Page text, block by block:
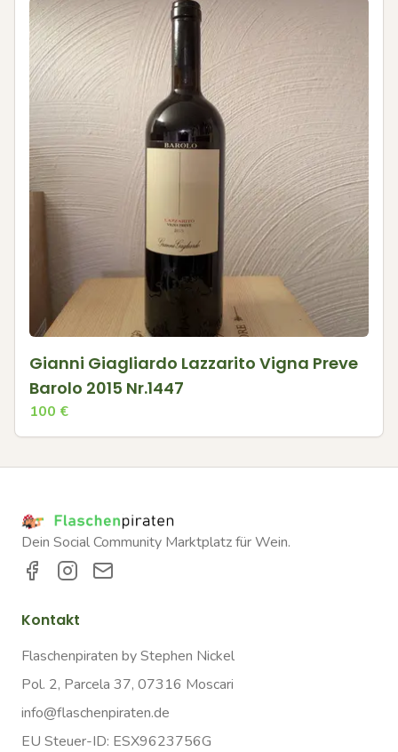
Gianni Giagliardo Lazzarito Vigna Preve
Barolo 2015 Nr.1447
100 €
Dein Social Community Marktplatz für Wein.
Kontakt
Flaschenpiraten by Stephen Nickel
Pol. 2, Parcela 37, 07316 Moscari
info@flaschenpiraten.de
EU Steuer-ID: ESX9623756G